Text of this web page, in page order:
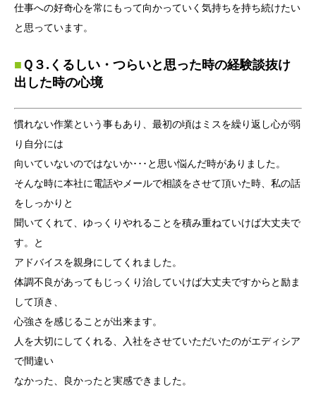
仕事への好奇心を常にもって向かっていく気持ちを持ち続けたい
と思っています。
■Ｑ３.くるしい・つらいと思った時の経験談抜け
出した時の心境
慣れない作業という事もあり、最初の頃はミスを繰り返し心が弱
り自分には
向いていないのではないか･･･と思い悩んだ時がありました。
そんな時に本社に電話やメールで相談をさせて頂いた時、私の話
をしっかりと
聞いてくれて、ゆっくりやれることを積み重ねていけば大丈夫で
す。と
アドバイスを親身にしてくれました。
体調不良があってもじっくり治していけば大丈夫ですからと励ま
して頂き、
心強さを感じることが出来ます。
人を大切にしてくれる、入社をさせていただいたのがエディシア
で間違い
なかった、良かったと実感できました。